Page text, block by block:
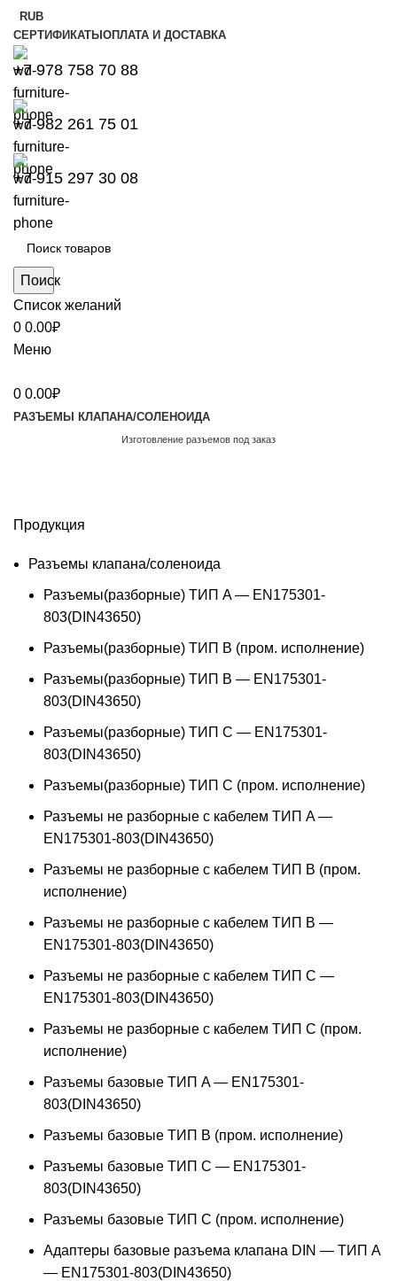
RUB
СЕРТИФИКАТЫОПЛАТА И ДОСТАВКА
+7 978 758 70 88
+7 982 261 75 01
+7 915 297 30 08
Поиск
Список желаний
0 0.00₽
Меню
0 0.00₽
РАЗЪЕМЫ КЛАПАНА/СОЛЕНОИДА
Изготовление разъемов под заказ
Продукция
Разъемы клапана/соленоида
Разъемы(разборные) ТИП A — EN175301-
803(DIN43650)
Разъемы(разборные) ТИП В (пром. исполнение)
Разъемы(разборные) ТИП B — EN175301-
803(DIN43650)
Разъемы(разборные) ТИП C — EN175301-
803(DIN43650)
Разъемы(разборные) ТИП С (пром. исполнение)
Разъемы не разборные с кабелем ТИП A —
EN175301-803(DIN43650)
Разъемы не разборные с кабелем ТИП B (пром.
исполнение)
Разъемы не разборные с кабелем ТИП B —
EN175301-803(DIN43650)
Разъемы не разборные с кабелем ТИП C —
EN175301-803(DIN43650)
Разъемы не разборные с кабелем ТИП C (пром.
исполнение)
Разъемы базовые ТИП A — EN175301-
803(DIN43650)
Разъемы базовые ТИП В (пром. исполнение)
Разъемы базовые ТИП C — EN175301-
803(DIN43650)
Разъемы базовые ТИП C (пром. исполнение)
Адаптеры базовые разъема клапана DIN — ТИП A
— EN175301-803(DIN43650)